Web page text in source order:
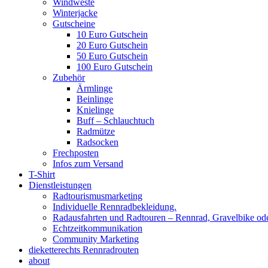
Windweste
Winterjacke
Gutscheine
10 Euro Gutschein
20 Euro Gutschein
50 Euro Gutschein
100 Euro Gutschein
Zubehör
Ärmlinge
Beinlinge
Knielinge
Buff – Schlauchtuch
Radmütze
Radsocken
Frechposten
Infos zum Versand
T-Shirt
Dienstleistungen
Radtourismusmarketing
Individuelle Rennradbekleidung.
Radausfahrten und Radtouren – Rennrad, Gravelbike
Echtzeitkommunikation
Community Marketing
dieketterechts Rennradrouten
about